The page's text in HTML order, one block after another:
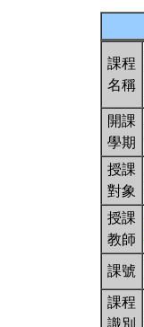
課程
名稱
開課
學期
授課
對象
授課
教師
課號
課程
識別